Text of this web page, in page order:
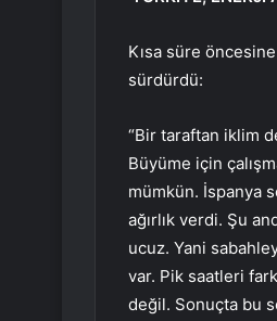
Kısa süre
sürdürdü:
“Bir taraftan iklim
Büyüme için
mümkün. İspanya
ağırlık verdi. Şu
ucuz. Yani
var. Pik saatleri
değil. Sonuçta bu